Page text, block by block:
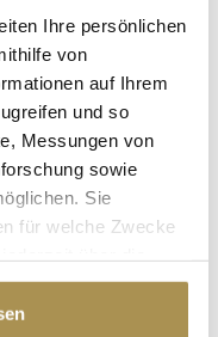
Ihre persönlichen
von
auf Ihrem
und so
Messungen von
sowie
Sie
für welche Zwecke
auf das Privacy